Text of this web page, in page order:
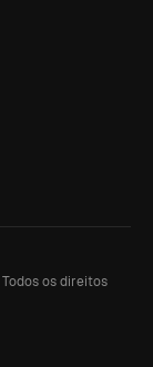
Todos os direitos